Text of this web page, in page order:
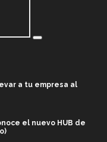
a tu empresa al
el nuevo HUB de